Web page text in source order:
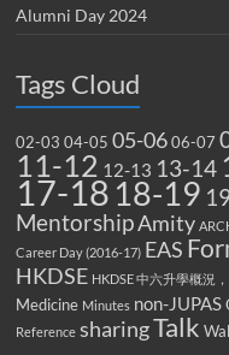
Alumni Day 2024
Tags Cloud
02-03 04-05 05-06 06-07
11-12 12-13 13-14
17-18 18-19
MentorshipAmity
Career Day (2016-17) EAS
HKDSE HKDSE 中六升學概況
Medicine Minutes non-JUPAS
Reference sharingTalk